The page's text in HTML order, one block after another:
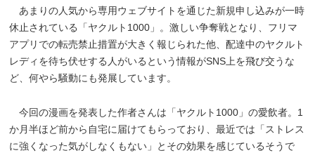
あまりの人気から専用ウェブサイトを通じた新規申し込みが一時
休止されている「ヤクルト1000」。激しい争奪戦となり、フリマ
アプリでの転売禁止措置が大きく報じられた他、配達中のヤクルト
レディを待ち伏せする人がいるという情報がSNS上を飛び交うな
ど、何やら騒動にも発展しています。
今回の漫画を発表した作者さんは「ヤクルト1000」の愛飲者。1
か月半ほど前から自宅に届けてもらっており、最近では「ストレス
に強くなった気がしなくもない」とその効果を感じているそうで